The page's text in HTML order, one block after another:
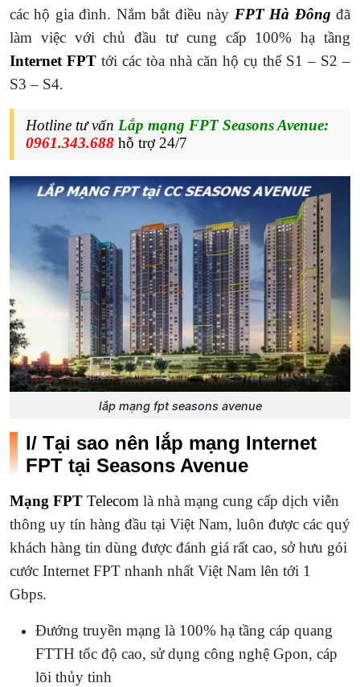
các hộ gia đình. Nắm bắt điều này FPT Hà Đông đã
làm việc với chủ đầu tư cung cấp 100% hạ tầng
Internet FPT tới các tòa nhà căn hộ cụ thể S1 – S2 –
S3 – S4.
Hotline tư vấn Lắp mạng FPT Seasons Avenue:
0961.343.688 hỗ trợ 24/7
lắp mạng fpt seasons avenue
I/ Tại sao nên lắp mạng Internet
FPT tại Seasons Avenue
Mạng FPT Telecom là nhà mạng cung cấp dịch viễn
thông uy tín hàng đầu tại Việt Nam, luôn được các quý
khách hàng tin dùng được đánh giá rất cao, sở hưu gói
cước Internet FPT nhanh nhất Việt Nam lên tới 1
Gbps.
Đướng truyền mạng là 100% hạ tầng cáp quang
FTTH tốc độ cao, sử dụng công nghệ Gpon, cáp
lõi thủy tinh